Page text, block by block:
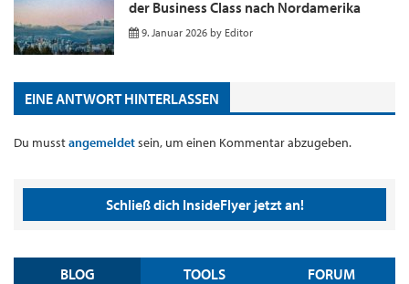
der Business Class nach Nordamerika
9. Januar 2026 by Editor
EINE ANTWORT HINTERLASSEN
Du musstangemeldetsein, um einen Kommentar abzugeben.
Schließ dich InsideFlyer jetzt an!
BLOG TOOLS FORUM